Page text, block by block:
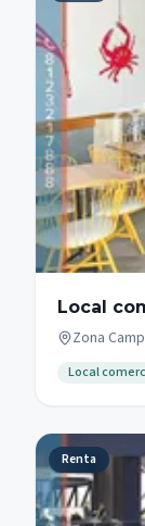
Local comercial en
Zona
Zona
Local
Renta